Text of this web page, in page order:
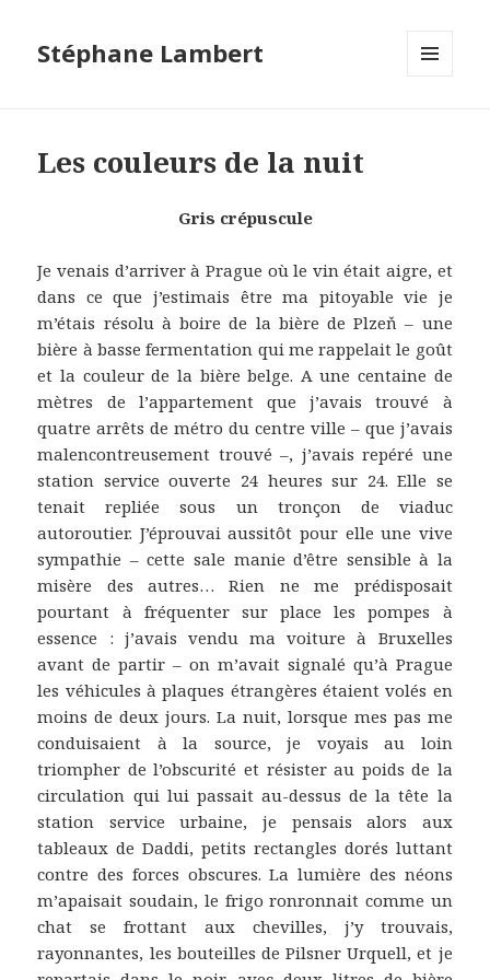
Stéphane Lambert
Les couleurs de la nuit
Gris crépuscule
Je venais d’arriver à Prague où le vin était aigre, et
dans ce que j’estimais être ma pitoyable vie je
m’étais résolu à boire de la bière de Plzeň – une
bière à basse fermentation qui me rappelait le goût
et la couleur de la bière belge. A une centaine de
mètres de l’appartement que j’avais trouvé à
quatre arrêts de métro du centre ville – que j’avais
malencontreusement trouvé –, j’avais repéré une
station service ouverte 24 heures sur 24. Elle se
tenait repliée sous un tronçon de viaduc
autoroutier. J’éprouvai aussitôt pour elle une vive
sympathie – cette sale manie d’être sensible à la
misère des autres… Rien ne me prédisposait
pourtant à fréquenter sur place les pompes à
essence : j’avais vendu ma voiture à Bruxelles
avant de partir – on m’avait signalé qu’à Prague
les véhicules à plaques étrangères étaient volés en
moins de deux jours. La nuit, lorsque mes pas me
conduisaient à la source, je voyais au loin
triompher de l’obscurité et résister au poids de la
circulation qui lui passait au-dessus de la tête la
station service urbaine, je pensais alors aux
tableaux de Daddi, petits rectangles dorés luttant
contre des forces obscures. La lumière des néons
m’apaisait soudain, le frigo ronronnait comme un
chat se frottant aux chevilles, j’y trouvais,
rayonnantes, les bouteilles de Pilsner Urquell, et je